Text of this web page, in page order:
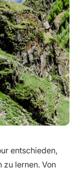
entschieden,
zu lernen. Von